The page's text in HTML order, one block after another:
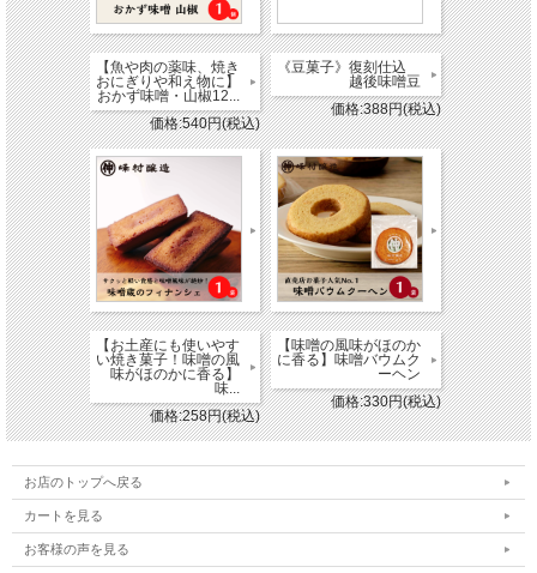
【魚や肉の薬味、焼き
おにぎりや和え物に】
おかず味噌・山椒12...
価格:540円(税込)
《豆菓子》復刻仕込
越後味噌豆
価格:388円(税込)
【お土産にも使いやす
い焼き菓子！味噌の風
味がほのかに香る】
味...
価格:258円(税込)
【味噌の風味がほのか
に香る】味噌バウムク
ーヘン
価格:330円(税込)
お店のトップへ戻る
カートを見る
お客様の声を見る